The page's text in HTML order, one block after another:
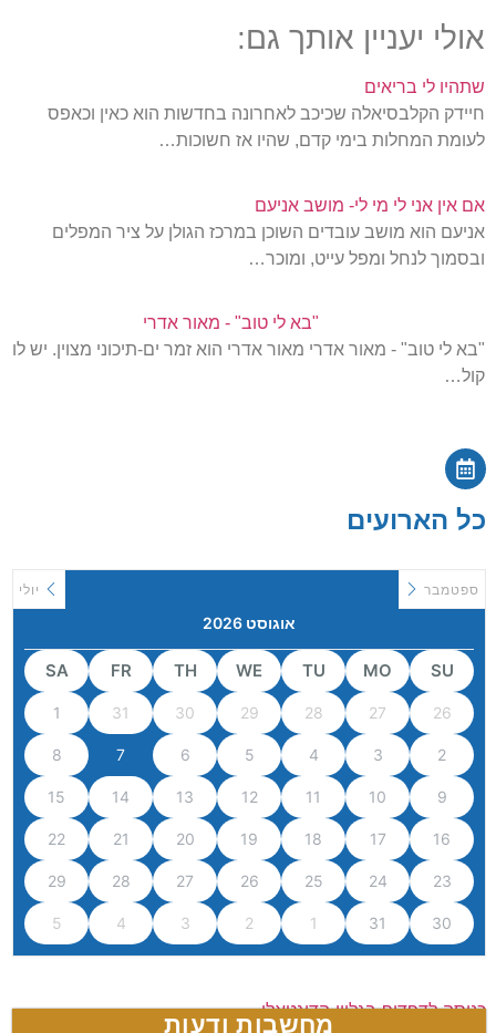
אולי יעניין אותך גם:
שתהיו לי בריאים
חיידק הקלבסיאלה שכיכב לאחרונה בחדשות הוא כאין וכאפס
לעומת המחלות בימי קדם, שהיו אז חשוכות…
אם אין אני לי מי לי- מושב אניעם
אניעם הוא מושב עובדים השוכן במרכז הגולן על ציר המפלים
ובסמוך לנחל ומפל עייט, ומוכר…
"בא לי טוב" - מאור אדרי
"בא לי טוב" - מאור אדרי מאור אדרי הוא זמר ים-תיכוני מצוין. יש לו
קול…
כל הארועים
יולי
אוגוסט 2026
ספטמבר
SU
MO
TU
WE
TH
FR
SA
26
27
28
29
30
31
1
2
3
4
5
6
7
8
9
10
11
12
13
14
15
16
17
18
19
20
21
22
23
24
25
26
27
28
29
30
31
1
2
3
4
5
כניסה לדפדוף בגליון הדיגטאלי
מחשבות ודעות